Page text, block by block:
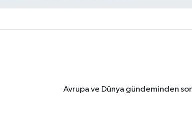
Avrupa ve Dünya gündeminden